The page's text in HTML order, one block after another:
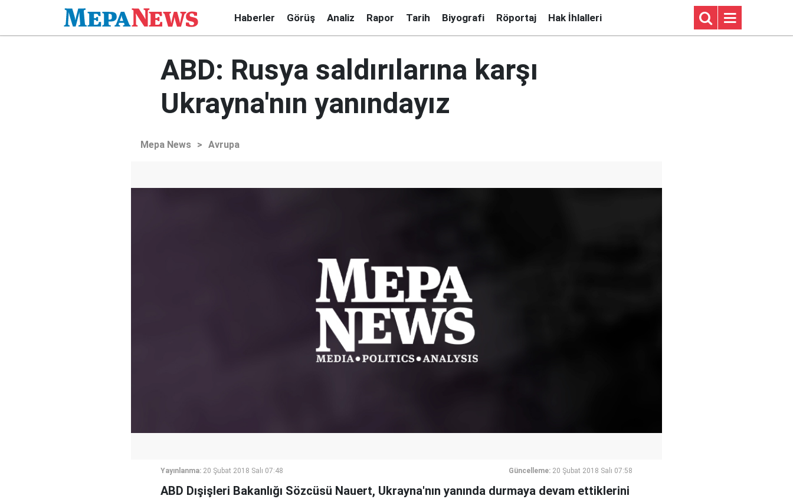
Haberler Görüş Analiz Rapor Tarih Biyografi Röportaj Hak İhlalleri
ABD: Rusya saldırılarına karşı
Ukrayna'nın yanındayız
Mepa News > Avrupa
Yayınlanma: 20 Şubat 2018 Salı 07:48 Güncelleme: 20 Şubat 2018 Salı 07:58
ABD Dışişleri Bakanlığı Sözcüsü Nauert, Ukrayna'nın yanında durmaya devam ettiklerini